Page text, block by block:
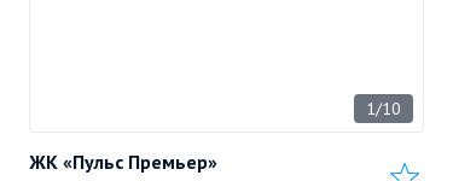
1/10
ЖК «Пульс Премьер»